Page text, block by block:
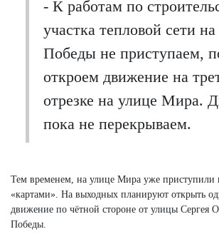
- К работам по
участка тепловой сети
Победы не приступаем,
откроем движение на
отрезке на улице Мира.
пока не перекрываем.
Тем временем, на улице Мира уже приступили
«картами». На выходных планируют открыть
движение по чётной стороне от улицы Сергея
Победы.